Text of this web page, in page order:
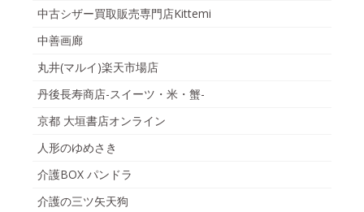
中古シザー買取販売専門店Kittemi
中善画廊
丸井(マルイ)楽天市場店
丹後長寿商店-スイーツ・米・蟹-
京都 大垣書店オンライン
人形のゆめさき
介護BOX パンドラ
介護の三ツ矢天狗